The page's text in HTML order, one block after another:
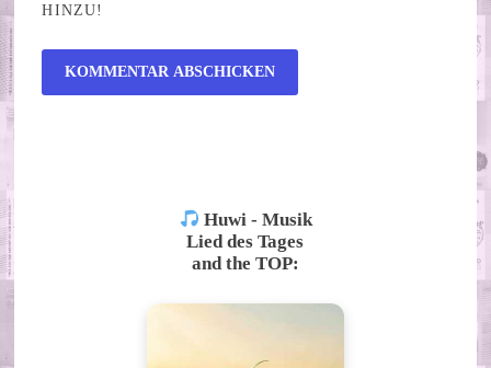
HINZU!
Huwi - Musik
Lied des Tages
and the TOP: